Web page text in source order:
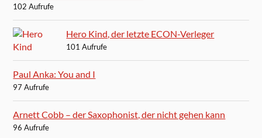
102 Aufrufe
Hero Kind, der letzte ECON-Verleger
101 Aufrufe
Paul Anka: You and I
97 Aufrufe
Arnett Cobb – der Saxophonist, der nicht gehen kann
96 Aufrufe